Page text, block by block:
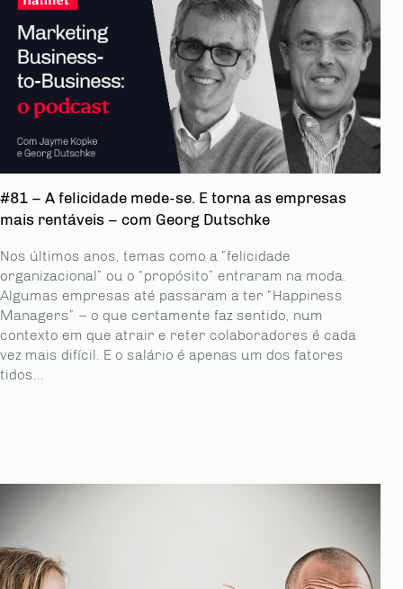
#81 – A felicidade mede-se. E torna as empresas
mais rentáveis – com Georg Dutschke
Nos últimos anos, temas como a “felicidade
organizacional” ou o “propósito” entraram na moda.
Algumas empresas até passaram a ter “Happiness
Managers” – o que certamente faz sentido, num
contexto em que atrair e reter colaboradores é cada
vez mais difícil. E o salário é apenas um dos fatores
tidos...